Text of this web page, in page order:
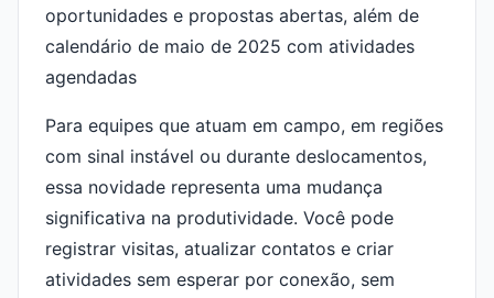
Para equipes que atuam em campo, em regiões
com sinal instável ou durante deslocamentos,
essa novidade representa uma mudança
significativa na produtividade. Você pode
registrar visitas, atualizar contatos e criar
atividades sem esperar por conexão, sem